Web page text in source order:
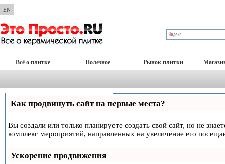
EN
Всё о плитке Полезное Рынок плитки
Как продвинуть сайт на первые места?
Вы создали или только планируете создать свой сайт, но не
комплекс мероприятий, направленных на увеличение его
Ускорение продвижения